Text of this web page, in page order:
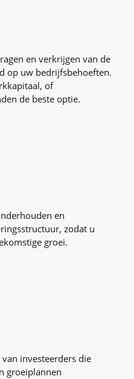
en verkrijgen van de
op uw bedrijfsbehoeften.
of
de beste optie.
en
zodat u
groei.
investeerders die
groeiplannen